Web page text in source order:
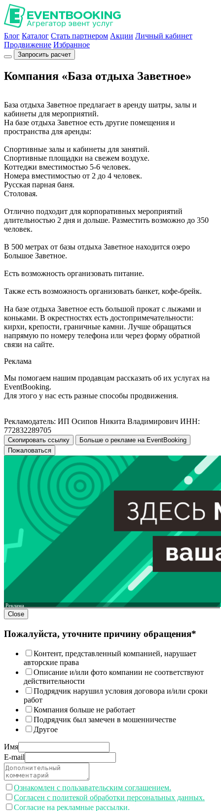
Блог Каталог Стать партнером Акции Личный кабинет
Продвижение Избранное
Запросить расчет
Компания «База отдыха Заветное»
База отдыха Заветное предлагает в аренду шатры, залы и
кабинеты для мероприятий.
На базе отдыха Заветное есть другие помещения и
пространства для аренды:
Спортивные залы и кабинеты для занятий.
Спортивные площадки на свежем воздухе.
Коттеджи вместимостью 5-6 человек.
Номера вместимостью от 2 до 4 человек.
Русская парная баня.
Столовая.
Отлично подходит для корпоративных мероприятий
длительностью 2 дня и дольше. Разместить возможно до 350
человек.
В 500 метрах от базы отдыха Заветное находится озеро
Большое Заветное.
Есть возможность организовать питание.
Также есть возможность организовать банкет, кофе-брейк.
На базе отдыха Заветное есть большой прокат с лыжами и
коньками. В окрестностях есть достопримечательности:
кирхи, крепости, граничные камни. Лучше обращаться
напрямую по номеру телефона или через форму обратной
связи на сайте.
Реклама
Мы помогаем нашим продавцам рассказать об их услугах на
EventBooking.
Для этого у нас есть разные способы продвижения.
Рекламодатель: ИП Осипов Никита Владимирович ИНН:
772832289705
Скопировать ссылку
Больше о рекламе на EventBooking
Пожаловаться
Реклама
Close
Пожалуйста, уточните причину обращения*
Контент, представленный компанией, нарушает
авторские права
Описание и/или фото компании не соответствуют
действительности
Подрядчик нарушил условия договора и/или сроки
работ
Компания больше не работает
Подрядчик был замечен в мошенничестве
Другое
Имя
E-mail
Ознакомлен с пользавательским соглашением.
Согласен с политекой обработки персональных данных.
Согласие на рекламные рассылки.